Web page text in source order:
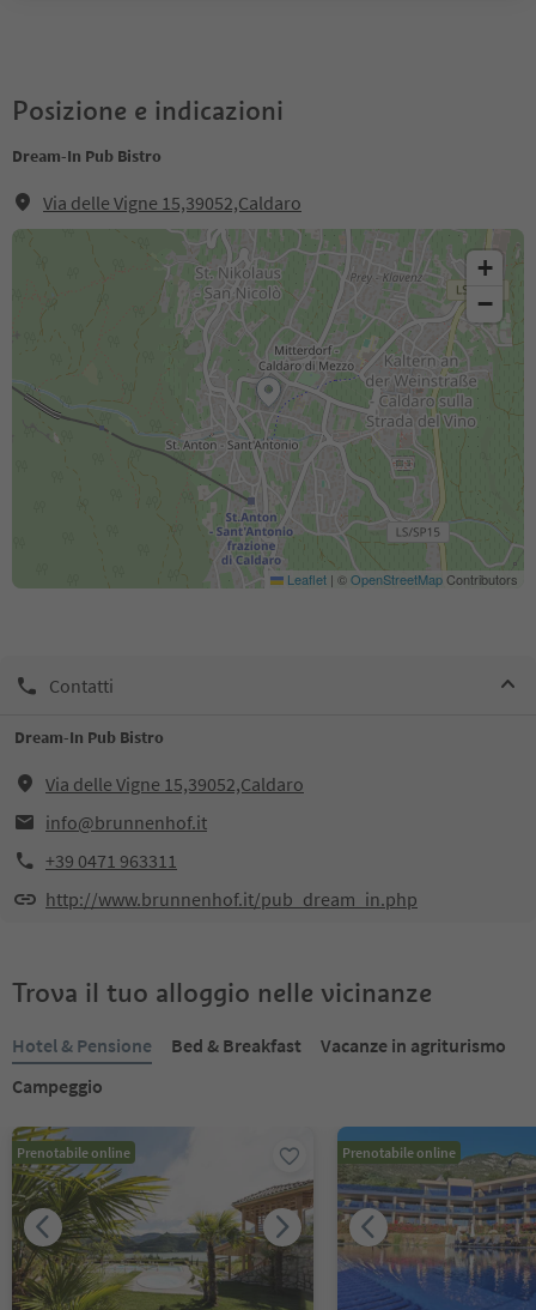
Posizione e indicazioni
Dream-In Pub Bistro
Via delle Vigne 15,39052,Caldaro
+
−
Leaflet | ©OpenStreetMapContributors
Contatti
Dream-In Pub Bistro
Via delle Vigne 15,39052,Caldaro
info@brunnenhof.it
+39 0471 963311
http://www.brunnenhof.it/pub_dream_in.php
Trova il tuo alloggio nelle vicinanze
Hotel & Pensione Bed & Breakfast
Vacanze in agriturismo
Campeggio
Prenotabile online Prenotabile online